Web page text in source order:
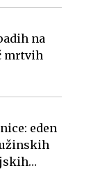
na
mrtvih
eden